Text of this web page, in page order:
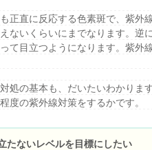
正直に反応する色素斑で、紫外
ないくらいにまでなります。逆
て目立つようになります。紫外
処の基本も、だいたいわかりま
度の紫外線対策をするかです。
たないレベルを目標にしたい